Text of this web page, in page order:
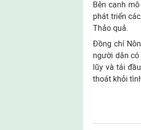
Bên cạnh
phát triển
Thảo quả.
Đồng chí
người dân
lũy và tái
thoát khỏi